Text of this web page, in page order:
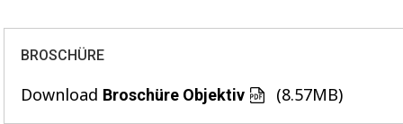
BROSCHÜRE
Download Broschüre Objektiv (8.57MB)